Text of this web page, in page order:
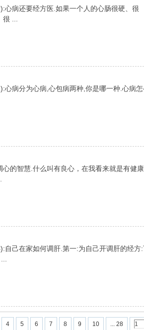
心病还要经方医.如果一个人的心肠很硬、很
...
病分为心病,心包病两种,你是哪一种.心病怎
的智慧.什么叫有良心，在我看来就是有健
自己在家如何调肝.第一:为自己开调肝的经方
4 5 6 7 8 9 10 ... 28